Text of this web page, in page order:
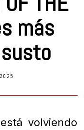
más
volviendo